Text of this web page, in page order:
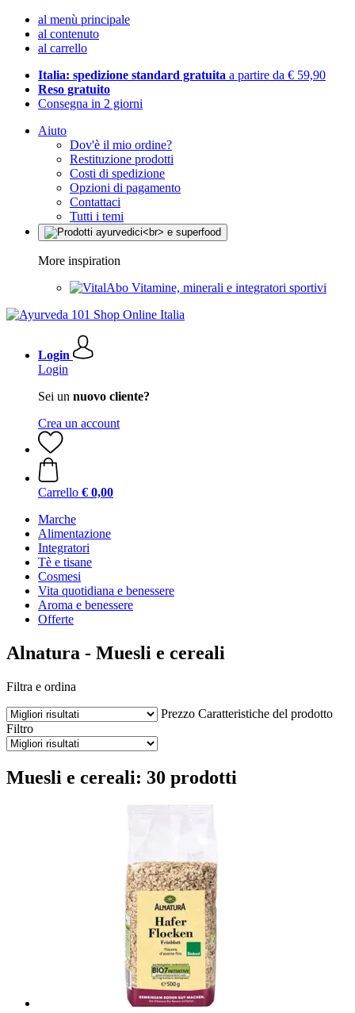
al menù principale
al contenuto
al carrello
Italia: spedizione standard gratuita a partire da € 59,90
Reso gratuito
Consegna in 2 giorni
Aiuto
Dov'è il mio ordine?
Restituzione prodotti
Costi di spedizione
Opzioni di pagamento
Contattaci
Tutti i temi
More inspiration
Vitamine, minerali e integratori sportivi
Login
Login
Sei un nuovo cliente?
Crea un account
Carrello € 0,00
Marche
Alimentazione
Integratori
Tè e tisane
Cosmesi
Vita quotidiana e benessere
Aroma e benessere
Offerte
Alnatura - Muesli e cereali
Filtra e ordina
Prezzo Caratteristiche del prodotto
Filtro
Muesli e cereali: 30 prodotti